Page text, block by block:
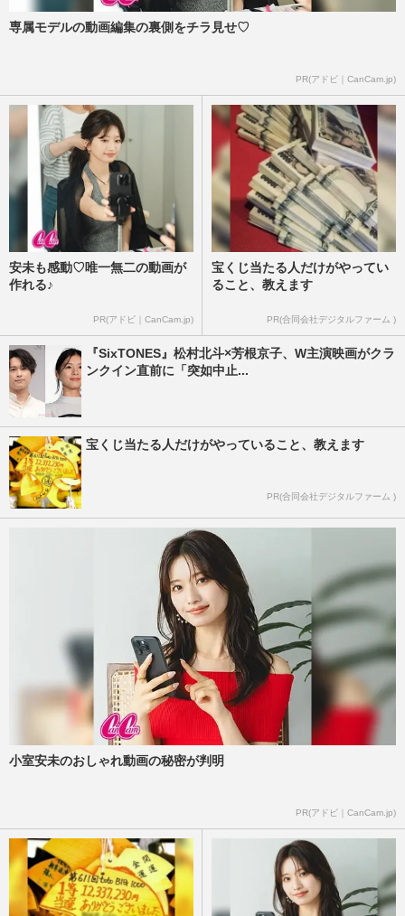
専属モデルの動画編集の裏側をチラ見せ♡
PR(アドビ｜CanCam.jp)
安未も感動♡唯一無二の動画が
作れる♪
PR(アドビ｜CanCam.jp)
宝くじ当たる人だけがやってい
ること、教えます
PR(合同会社デジタルファーム )
『SixTONES』松村北斗×芳根京子、W主演映画がクラ
ンクイン直前に「突如中止...
宝くじ当たる人だけがやっていること、教えます
PR(合同会社デジタルファーム )
小室安未のおしゃれ動画の秘密が判明
PR(アドビ｜CanCam.jp)